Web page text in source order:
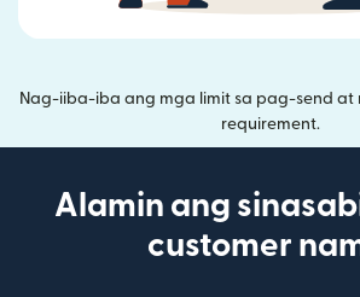
Nag-iiba-iba ang mga limit sa pag-send at
requirement.
Alamin ang
customer